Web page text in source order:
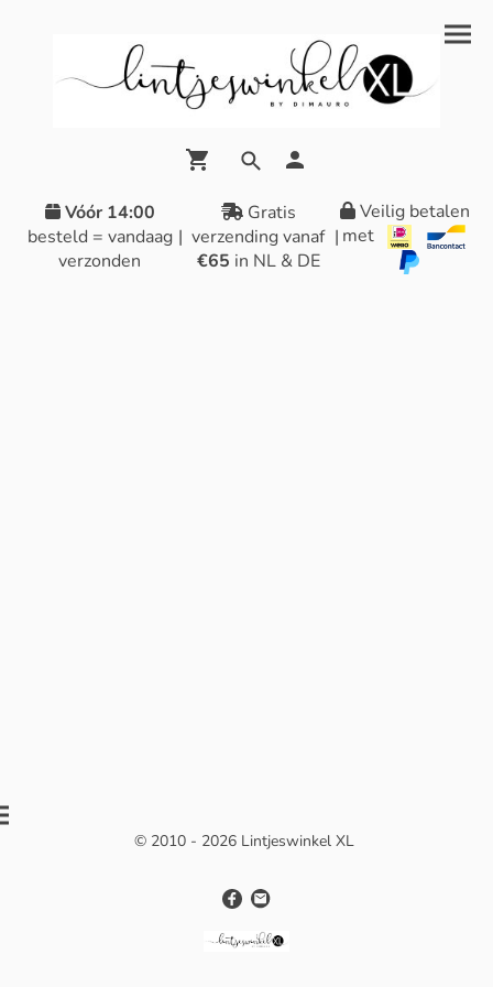
Vóór 14:00
besteld = vandaag
verzonden
|
Gratis
verzending vanaf
€65 in NL & DE
|
Veilig betalen
met
© 2010 - 2026 Lintjeswinkel XL